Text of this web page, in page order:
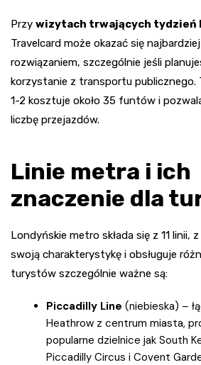
Przy wizytach trwających tydzień
Travelcard może okazać się
rozwiązaniem, szczególnie jeśli
korzystanie z transportu publicznego.
1-2 kosztuje około 35 funtów i
liczbę przejazdów.
Linie metra i ich
znaczenie dla
Londyńskie metro składa się z 11 linii,
swoją charakterystykę i obsługuje
turystów szczególnie ważne są:
Piccadilly Line (niebieska) –
Heathrow z centrum miasta,
popularne dzielnice jak South
Piccadilly Circus i Covent